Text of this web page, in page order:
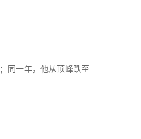
同一年，他从顶峰跌至